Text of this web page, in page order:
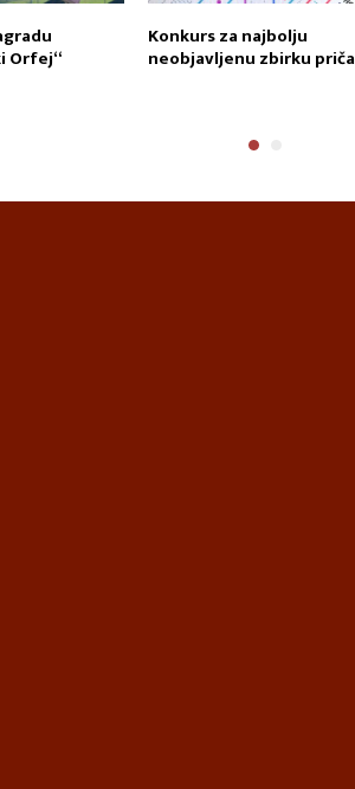
Orfej“
Konkurs za najbolju
neobjavljenu zbirku priča